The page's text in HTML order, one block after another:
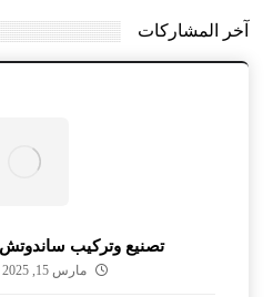
آخر المشاركات
تصنيع وتركيب
مارس 15, 2025